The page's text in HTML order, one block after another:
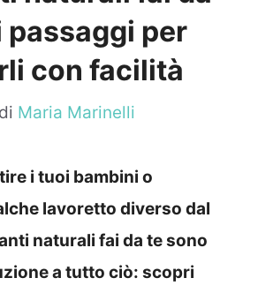
per
con facilità
di Maria Marinelli
i tuoi bambini o
lavoretto diverso dal
naturali fai da te sono
a tutto ciò: scopri